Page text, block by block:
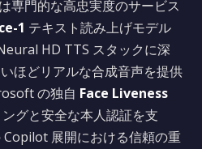
専門的な高忠実度のサービス
1 テキスト読み上げモデル
HD TTS スタックに深
ほどリアルな合成音声を提供
の独自 Face Liveness
グと安全な本人認証を支
Copilot 展開における信頼の重